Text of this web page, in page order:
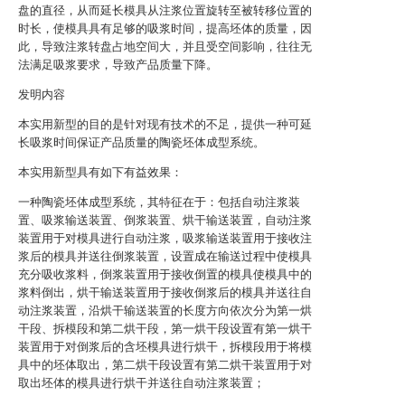
盘的直径，从而延长模具从注浆位置旋转至被转移位置的
时长，使模具具有足够的吸浆时间，提高坯体的质量，因
此，导致注浆转盘占地空间大，并且受空间影响，往往无
法满足吸浆要求，导致产品质量下降。
发明内容
本实用新型的目的是针对现有技术的不足，提供一种可延
长吸浆时间保证产品质量的陶瓷坯体成型系统。
本实用新型具有如下有益效果：
一种陶瓷坯体成型系统，其特征在于：包括自动注浆装
置、吸浆输送装置、倒浆装置、烘干输送装置，自动注浆
装置用于对模具进行自动注浆，吸浆输送装置用于接收注
浆后的模具并送往倒浆装置，设置成在输送过程中使模具
充分吸收浆料，倒浆装置用于接收倒置的模具使模具中的
浆料倒出，烘干输送装置用于接收倒浆后的模具并送往自
动注浆装置，沿烘干输送装置的长度方向依次分为第一烘
干段、拆模段和第二烘干段，第一烘干段设置有第一烘干
装置用于对倒浆后的含坯模具进行烘干，拆模段用于将模
具中的坯体取出，第二烘干段设置有第二烘干装置用于对
取出坯体的模具进行烘干并送往自动注浆装置；